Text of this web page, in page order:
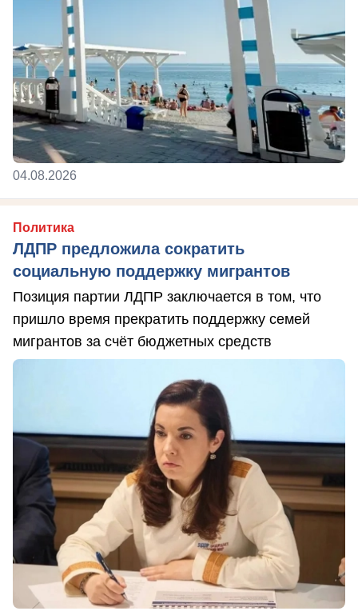
04.08.2026
Политика
ЛДПР предложила сократить
социальную поддержку мигрантов
Позиция партии ЛДПР заключается в том, что
пришло время прекратить поддержку семей
мигрантов за счёт бюджетных средств